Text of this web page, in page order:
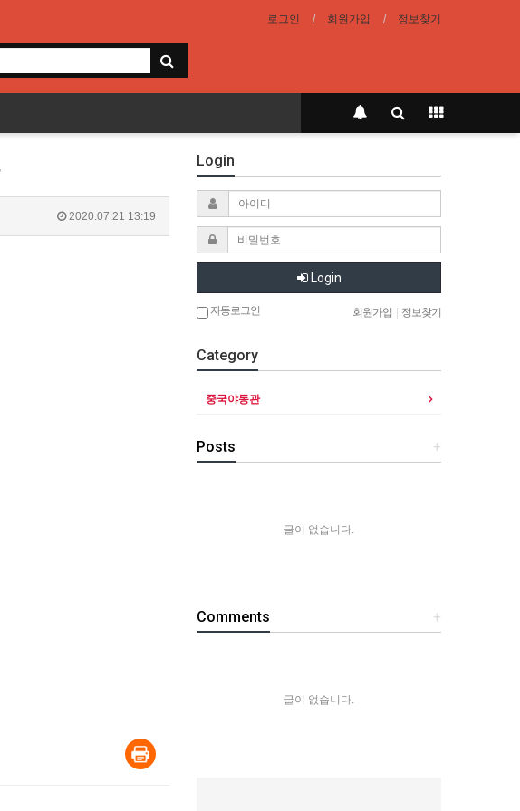
로그인 회원가입 정보찾기
2020.07.21 13:19
Login
Login
자동로그인 회원가입 정보찾기
Category
중국야동관
+
Posts
글이 없습니다.
+
Comments
글이 없습니다.